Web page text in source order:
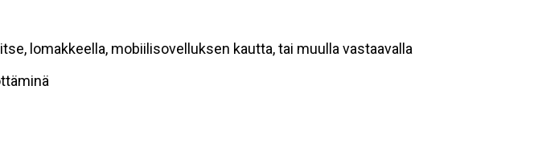
lomakkeella, mobiilisovelluksen kautta, tai muulla vastaavalla